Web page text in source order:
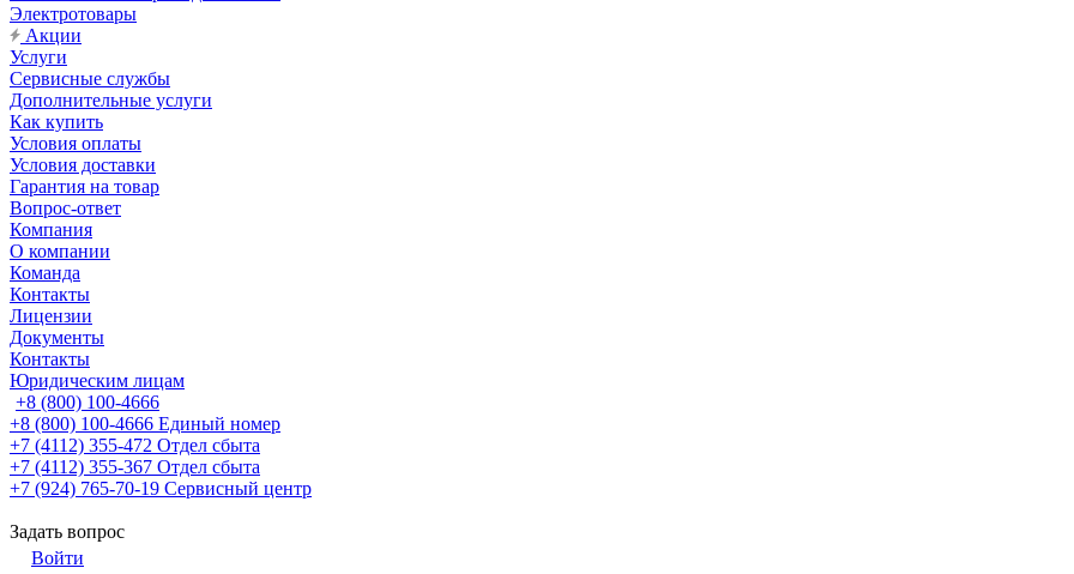
Электротовары
Акции
Услуги
Сервисные службы
Дополнительные услуги
Как купить
Условия оплаты
Условия доставки
Гарантия на товар
Вопрос-ответ
Компания
О компании
Команда
Контакты
Лицензии
Документы
Контакты
Юридическим лицам
+8 (800) 100-4666
+8 (800) 100-4666 Единый номер
+7 (4112) 355-472 Отдел сбыта
+7 (4112) 355-367 Отдел сбыта
+7 (924) 765-70-19 Сервисный центр
Задать вопрос
Войти